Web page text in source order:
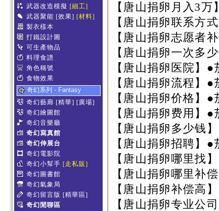
武器改造模擬 [細工]
武器聚能 [效果] [材料]
製衣樣本
打鐵設計圖
可生產物品
料理食譜
角色稱號
食物效果
奇幻系列 - Fantasy
奇幻藝廊 [精華] [廣場]
奇幻繪圖館
奇幻音樂廳
奇幻寫真館
奇幻伸展台
奇幻電影院
奇幻小幫手 [走私販]
奇幻圖書館
奇幻氣象局
奇幻留言版 [精華區]
奇幻閒聊區
【唐山捐卵月入3
【唐山捐卵联系方
【唐山捐卵志愿者
【唐山捐卵一次多
【唐山捐卵医院】
【唐山捐卵流程】
【唐山捐卵价格】
【唐山捐卵费用】
【唐山捐卵多少钱
【唐山捐卵招聘】
【唐山捐卵哪里找
【唐山捐卵哪里补
【唐山捐卵补偿高
【唐山捐卵专业公